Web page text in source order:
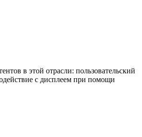
в этой отрасли: пользовательский
с дисплеем при помощи